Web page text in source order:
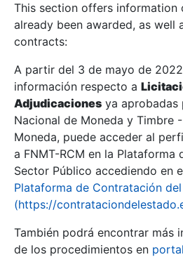
Show/Hide
Show/Hide
This section offers information
already been awarded, as well
contracts:
A partir del 3 de mayo de
información respecto a
Adjudicaciones ya aprobadas
Nacional de Moneda y Timbre
Moneda, puede acceder al
a FNMT-RCM en la Plataforma
Sector Público accediendo en
Plataforma de Contratación
(https://
También podrá encontrar más
de los procedimientos en